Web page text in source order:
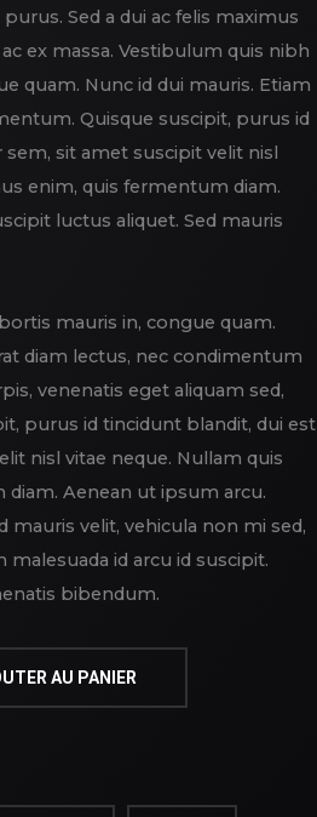
Sed a dui ac felis maximus
ex massa. Vestibulum quis nibh
quam. Nunc id dui mauris. Etiam
Quisque suscipit, purus id
sit amet suscipit velit nisl
enim, quis fermentum diam.
luctus aliquet. Sed mauris
mauris in, congue quam.
diam lectus, nec condimentum
venenatis eget aliquam sed,
purus id tincidunt blandit, dui est
nisl vitae neque. Nullam quis
Aenean ut ipsum arcu.
mauris velit, vehicula non mi sed,
id arcu id suscipit.
bibendum.
AU PANIER